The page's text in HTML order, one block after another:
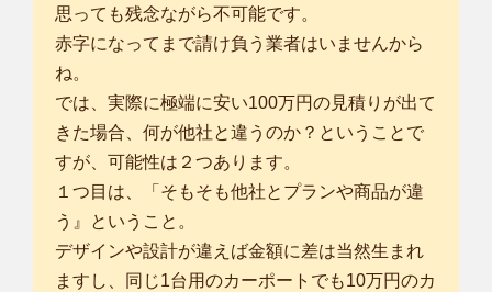
思っても残念ながら不可能です。
赤字になってまで請け負う業者はいませんから
ね。
では、実際に極端に安い100万円の見積りが出て
きた場合、何が他社と違うのか？ということで
すが、可能性は２つあります。
１つ目は、「そもそも他社とプランや商品が違
う』ということ。
デザインや設計が違えば金額に差は当然生まれ
ますし、同じ1台用のカーポートでも10万円のカ